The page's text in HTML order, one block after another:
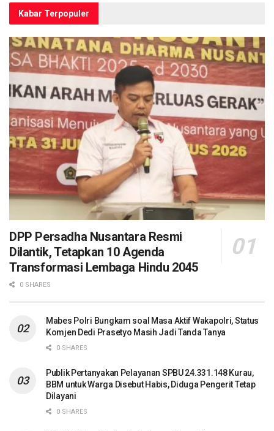
Kabar Terpopuler
DPP Persadha Nusantara Resmi
Dilantik, Tetapkan 10 Agenda
Transformasi Lembaga Hindu 2045
0 SHARES
Mabes Polri Bungkam soal Masa Aktif Wakapolri, Status
Komjen Dedi Prasetyo Masih Jadi Tanda Tanya
0 SHARES
Publik Pertanyakan Pelayanan SPBU 24.331.148 Kurau,
BBM untuk Warga Disebut Habis, Diduga Pengerit Tetap
Dilayani
0 SHARES